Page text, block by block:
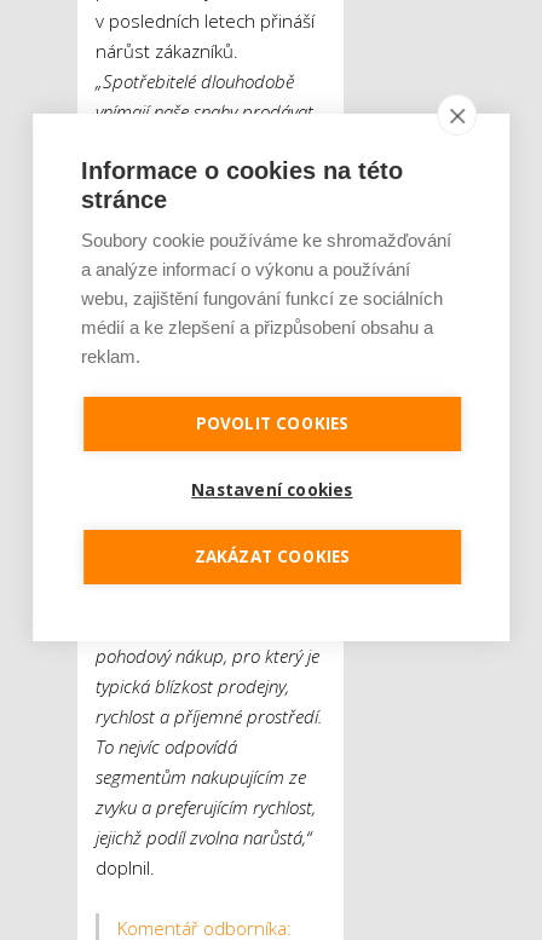
v posledních letech přináší
nárůst zákazníků.
„Spotřebitelé dlouhodobě
vnímají naše snahy prodávat
řetězců. Proto se do malých
prodejen neustále vracejí,
neboť šetří nejen čas díky
menší prodejní ploše, ale také
peníze. Jistě by stálo za to
rozšířit typologii také o
skupinu, která vyhledává
uvedl Roman Mazák. Slova
prodejen potvrzuje i Skála.
„Změna ve struktuře
nakupujících nastává tím, jak
pohodový nákup, pro který je
typická blízkost prodejny,
rychlost a příjemné prostředí.
To nejvíc odpovídá
segmentům nakupujícím ze
zvyku a preferujícím rychlost,
jejichž podíl zvolna narůstá,“
doplnil.
Komentář odborníka:
Informace o cookies na této
stránce
Soubory cookie používáme ke shromažďování
a analýze informací o výkonu a používání
webu, zajištění fungování funkcí ze sociálních
médií a ke zlepšení a přizpůsobení obsahu a
reklam.
POVOLIT COOKIES
Nastavení cookies
ZAKÁZAT COOKIES